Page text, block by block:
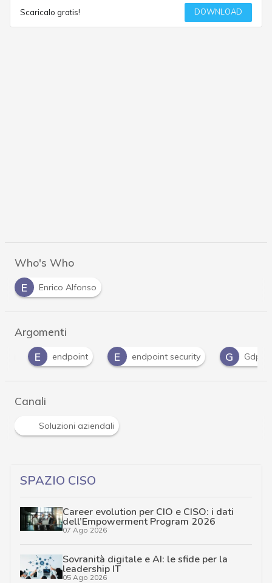
Scaricalo gratis! DOWNLOAD
Who's Who
E
Enrico Alfonso
Argomenti
endpoint endpoint security G Gdpr
Canali
Soluzioni aziendali
SPAZIO CISO
Career evolution per CIO e CISO: i dati
dell’Empowerment Program 2026
07 Ago 2026
Sovranità digitale e AI: le sfide per la
leadership IT
05 Ago 2026